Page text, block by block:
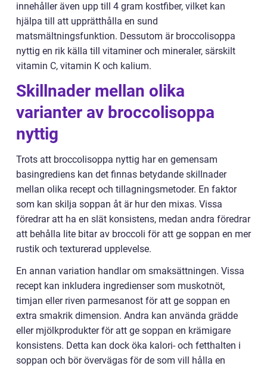
innehåller även upp till 4 gram kostfiber, vilket kan
hjälpa till att upprätthålla en sund
matsmältningsfunktion. Dessutom är broccolisoppa
nyttig en rik källa till vitaminer och mineraler, särskilt
vitamin C, vitamin K och kalium.
Skillnader mellan olika
varianter av broccolisoppa
nyttig
Trots att broccolisoppa nyttig har en gemensam
basingrediens kan det finnas betydande skillnader
mellan olika recept och tillagningsmetoder. En faktor
som kan skilja soppan åt är hur den mixas. Vissa
föredrar att ha en slät konsistens, medan andra föredrar
att behålla lite bitar av broccoli för att ge soppan en mer
rustik och texturerad upplevelse.
En annan variation handlar om smaksättningen. Vissa
recept kan inkludera ingredienser som muskotnöt,
timjan eller riven parmesanost för att ge soppan en
extra smakrik dimension. Andra kan använda grädde
eller mjölkprodukter för att ge soppan en krämigare
konsistens. Detta kan dock öka kalori- och fetthalten i
soppan och bör övervägas för de som vill hålla en